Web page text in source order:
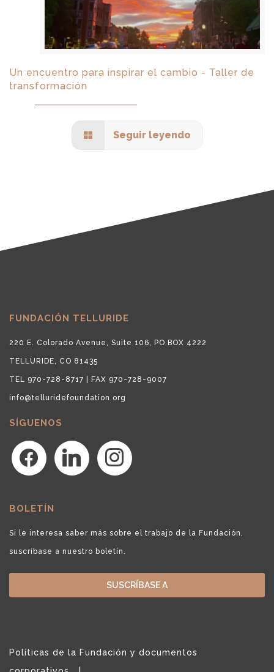
Un encuentro para inspirar el cambio - Taller de
transformación
Seguir leyendo
FUNDACIÓN TELLURIDE
220 E. Colorado Avenue, Suite 106, PO BOX 4222
TELLURIDE, CO 81435
TEL 970-728-8717 | FAX 970-728-9007
info@telluridefoundation.org
SÍGUENOS
facebook linkedin instagram
BOLETÍN
Si le interesa saber más sobre el trabajo de la Fundación,
suscríbase a nuestro boletín.
SUSCRÍBASE A
Políticas de la Fundación y documentos